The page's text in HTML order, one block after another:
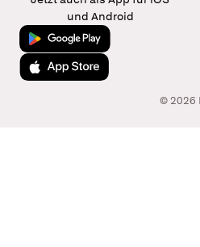
und Android
Jetzt bei Google Play
Laden im App Store
© 2026